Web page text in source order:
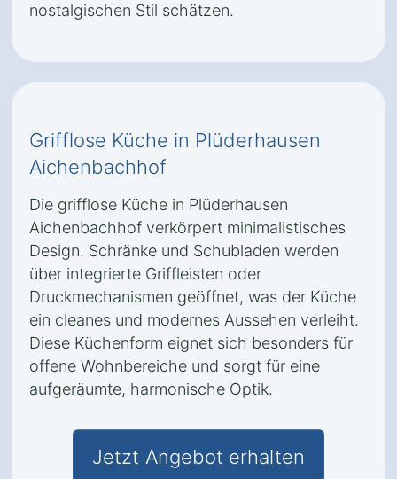
nostalgischen Stil schätzen.
Grifflose Küche in Plüderhausen
Aichenbachhof
Die grifflose Küche in Plüderhausen
Aichenbachhof verkörpert minimalistisches
Design. Schränke und Schubladen werden
über integrierte Griffleisten oder
Druckmechanismen geöffnet, was der Küche
ein cleanes und modernes Aussehen verleiht.
Diese Küchenform eignet sich besonders für
offene Wohnbereiche und sorgt für eine
aufgeräumte, harmonische Optik.
Jetzt Angebot erhalten